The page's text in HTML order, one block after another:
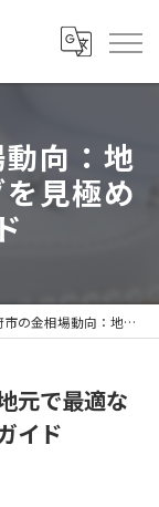
向：地
見極め
地元で最適なタイミングを見極めるためのガイド
元で最適な
イド